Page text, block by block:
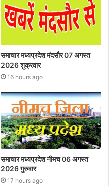
समाचार मध्यप्रदेश मंदसौर 07 अगस्त
2026 शुक्रवार
16 hours ago
समाचार मध्यप्रदेश नीमच 06 अगस्त
2026 गुरुवार
17 hours ago